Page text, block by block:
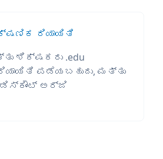
ರಿಯಾಯಿತಿ
ಶಿಕ್ಷಕರು .edu
ರಿಯಾಯಿತಿ ಪಡೆಯಬಹುದು, ಮತ್ತು
ಅರ್ಜಿ